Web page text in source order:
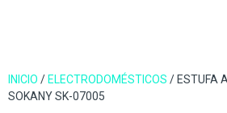
INICIO / ELECTRODOMÉSTICOS / ESTUFA
SOKANY SK-07005